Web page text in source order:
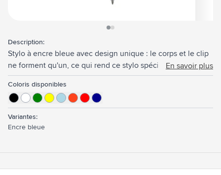
Description:
Stylo à encre bleue avec design unique : le corps et le clip
ne forment qu'un, ce qui rend ce stylo spécial. Avec
accents de couleur argenté en-dessous du clip à effet
'flottant'.
En savoir plus
Coloris disponibles
Variantes:
Encre bleue